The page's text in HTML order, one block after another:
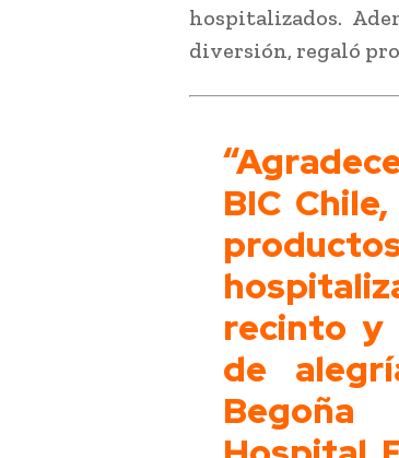
hospitalizados.
diversión, regaló
BIC
recinto y
de